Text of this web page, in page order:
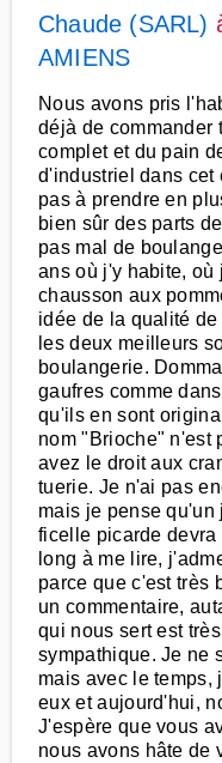
Chaude (SARL)
AMIENS
Nous avons pris
déjà de commander
complet et du pain
d'industriel dans cet
pas à prendre en
bien sûr des parts
pas mal de
ans où j'y habite,
chausson aux
idée de la qualité
les deux meilleurs
boulangerie.
gaufres comme
qu'ils en sont
nom "Brioche" n'est
avez le droit aux
tuerie. Je n'ai pas
mais je pense qu'un
ficelle picarde
long à me lire,
parce que c'est très
un commentaire,
qui nous sert est
sympathique. Je ne
mais avec le temps,
eux et aujourd'hui,
J'espère que vous
nous avons hâte de